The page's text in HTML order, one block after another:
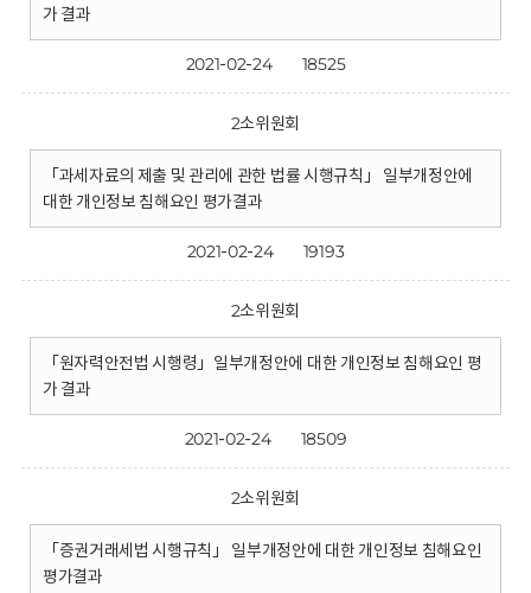
가 결과
2021-02-24 18525
2소위원회
「과세자료의 제출 및 관리에 관한 법률 시행규칙」 일부개정안에
대한 개인정보 침해요인 평가결과
2021-02-24 19193
2소위원회
「원자력안전법 시행령」일부개정안에 대한 개인정보 침해요인 평
가 결과
2021-02-24 18509
2소위원회
「증권거래세법 시행규칙」 일부개정안에 대한 개인정보 침해요인
평가결과